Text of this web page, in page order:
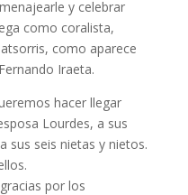
y celebrar
como coralista,
como aparece
Iraeta.
hacer llegar
Lourdes, a sus
sus seis nietas y nietos.
por los